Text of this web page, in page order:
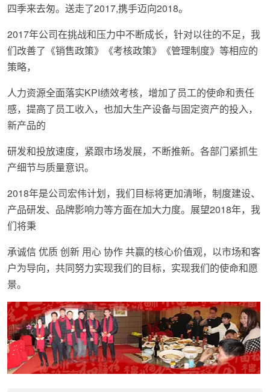
四季来去匆。送走了2017,携手迈向2018。
2017年公司在挑战和压力中不断成长，针对以往的不足，我
们改善了《销售政策》《考核政策》《管理制度》等相应的
策略，
人力资源全面落实KPI绩效考核，增加了员工的使命和责任
感，提高了员工收入，也加大生产设备与固定资产的投入，
新产品的
研发和投放速度，紧跟市场发展，不断推新。各部门紧抓生
产细节与质量意识。
2018年是公司宏伟计划，我们目标将更加清晰，制度建设、
产品研发、品牌影响力等方面在加大力度。展望2018年，我
们将秉
承诚信 优质 创新 用心 协作 共赢的核心价值观，以市场和客
户为导向，共同努力实现我们的目标，实现我们的使命和愿
景。